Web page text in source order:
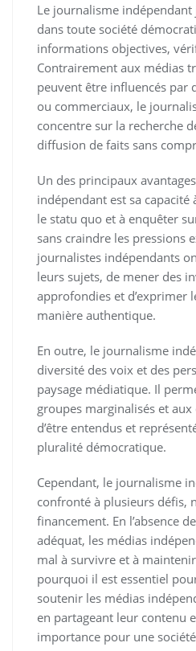
Le journalisme
dans toute société
informations objectives,
Contrairement aux médias
peuvent être influencés par
ou commerciaux, le
concentre sur la recherche
diffusion de faits sans
Un des principaux
indépendant est sa
le statu quo et à enquêter
sans craindre les pressions
journalistes indépendants
leurs sujets, de mener des
approfondies et d’exprimer
manière authentique.
En outre, le journalisme
diversité des voix et des
paysage médiatique. Il
groupes marginalisés et
d’être entendus et
pluralité démocratique.
Cependant, le journalisme
confronté à plusieurs défis,
financement. En l’absence
adéquat, les médias
mal à survivre et à
pourquoi il est essentiel
soutenir les médias
en partageant leur contenu
importance pour une